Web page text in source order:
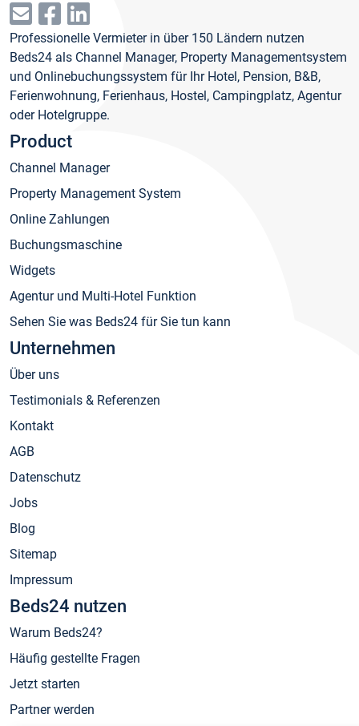
Professionelle Vermieter in über 150 Ländern nutzen
Beds24 als Channel Manager, Property Managementsystem
und Onlinebuchungssystem für Ihr Hotel, Pension, B&B,
Ferienwohnung, Ferienhaus, Hostel, Campingplatz, Agentur
oder Hotelgruppe.
Product
Channel Manager
Property Management System
Online Zahlungen
Buchungsmaschine
Widgets
Agentur und Multi-Hotel Funktion
Sehen Sie was Beds24 für Sie tun kann
Unternehmen
Über uns
Testimonials & Referenzen
Kontakt
AGB
Datenschutz
Jobs
Blog
Sitemap
Impressum
Beds24 nutzen
Warum Beds24?
Häufig gestellte Fragen
Jetzt starten
Partner werden